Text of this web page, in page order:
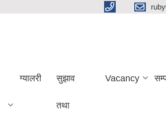
ग्यालरी सुझाव
तथा
Vacancy